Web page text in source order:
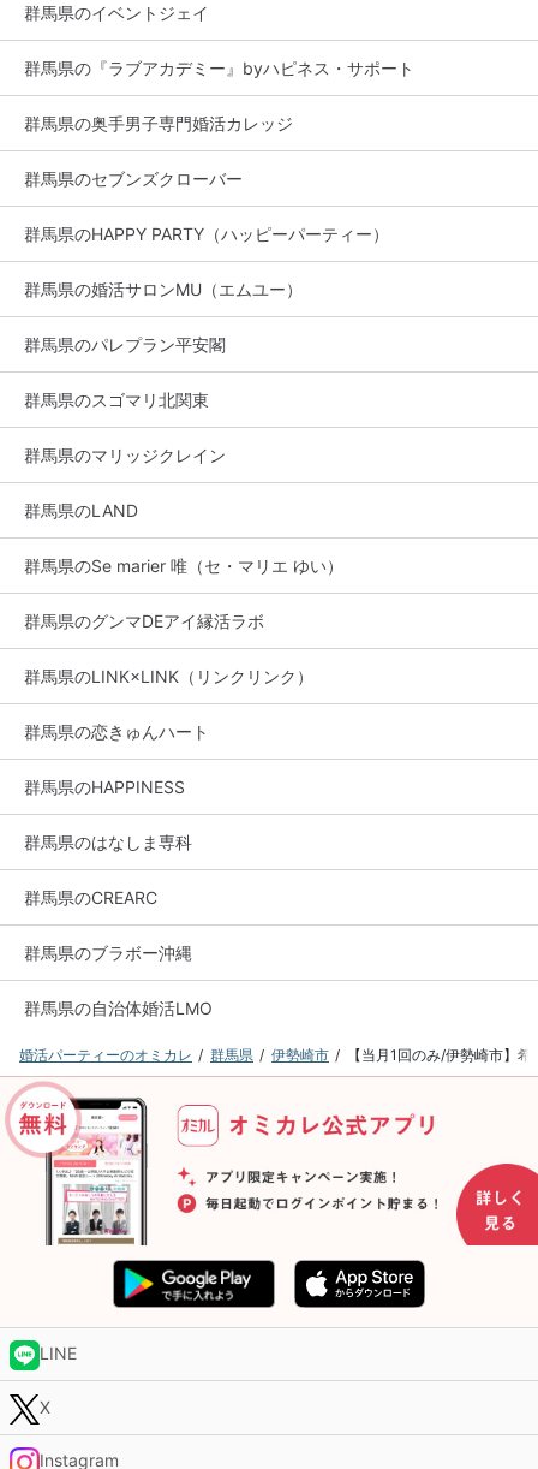
群馬県のイベントジェイ
群馬県の『ラブアカデミー』byハピネス・サポート
群馬県の奥手男子専門婚活カレッジ
群馬県のセブンズクローバー
群馬県のHAPPY PARTY（ハッピーパーティー）
群馬県の婚活サロンMU（エムユー）
群馬県のパレプラン平安閣
群馬県のスゴマリ北関東
群馬県のマリッジクレイン
群馬県のLAND
群馬県のSe marier 唯（セ・マリエ ゆい）
群馬県のグンマDEアイ縁活ラボ
群馬県のLINK×LINK（リンクリンク）
群馬県の恋きゅんハート
群馬県のHAPPINESS
群馬県のはなしま専科
群馬県のCREARC
群馬県のブラボー沖縄
群馬県の自治体婚活LMO
婚活パーティーのオミカレ 群馬県 伊勢崎市 【当月1回のみ/伊勢崎市】
LINE
X
Instagram